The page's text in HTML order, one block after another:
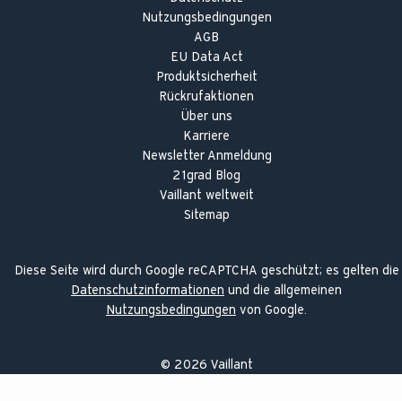
Nutzungsbedingungen
AGB
EU Data Act
Produktsicherheit
Rückrufaktionen
Über uns
Karriere
Newsletter Anmeldung
21grad Blog
Vaillant weltweit
Sitemap
Diese Seite wird durch Google reCAPTCHA geschützt; es gelten die
Datenschutzinformationen und die allgemeinen
Nutzungsbedingungen von Google.
© 2026 Vaillant